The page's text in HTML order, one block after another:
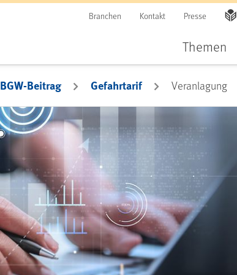
Branchen Kontakt Presse
Themen
BGW-Beitrag Gefahrtarif Veranlagung